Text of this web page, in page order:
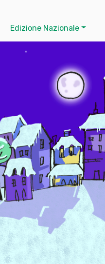
Edizione Nazionale